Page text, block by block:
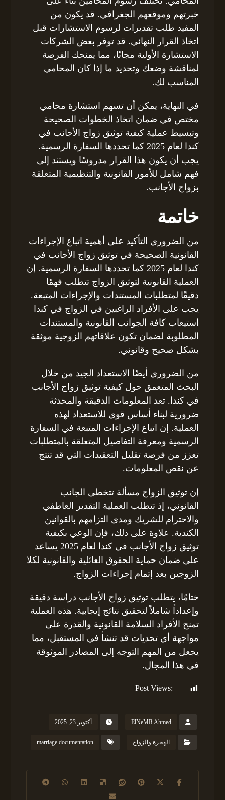
خبرتهم وموقعهم الجغرافي. قد يكون من
المفيد طلب تقديرات لرسوم الاستشارات قبل
اتخاذ القرار النهائي. قد توفر بعض الشركات
الاستشارة الأولية مجانًا، مما يمنحك الفرصة
لمناقشة وضعك وتحديد ما إذا كان المحامي
المناسب لك.
في النهاية، يمكن أن تسهم استشارة محامي
مختص في ضمان اتخاذ الخطوات الصحيحة
وتبسيط عملية كيفية توثيق زواج الأجانب في
كندا لعام 2025 كما تحددها السفارة الرسمية.
يجب أن يكون هذا القرار مدروسًا ويستند إلى
فهم شامل للأمور القانونية والتنظيمية المتعلقة
بزواج الأجانب.
خاتمة
من الضروري التأكيد على أهمية اتباع الإجراءات
القانونية الصحيحة في توثيق زواج الأجانب في
كندا لعام 2025 كما تحددها السفارة الرسمية. إن
العملية القانونية لتوثيق الزواج تتطلب فهمًا
دقيقًا لمتطلبات المستندات والإجراءات المتبعة.
يجب على الأفراد الراغبين في الزواج في كندا
استيعاب كافة الجوانب القانونية والمستندات
المطلوبة لضمان تكون علاقاتهم الزوجية موثقة
بشكل صحيح وقانوني.
من الضروري أيضًا الاستعداد الجيد من خلال
البحث المتعمق حول كيفية توثيق زواج الأجانب
في كندا. تعد المعلومات الدقيقة والمحدثة
ضرورية لبناء أساس قوي للاستعداد لهذه
العملية. إن اتباع الإجراءات المتبعة في السفارة
الرسمية ومعرفة التفاصيل المتعلقة بالمتطلبات
تعزز من فرصة تقليل التعقيدات التي قد تنتج
عن نقص المعلومات.
إن توثيق الزواج مسألة تتخطى الجانب
القانوني، إذ تتطلب العملية التقدير العاطفي
والاحترام للشريك ومدى التزامهم بالقوانين
الكندية. علاوة على ذلك، فإن الوعي بكيفية
توثيق زواج الأجانب في كندا لعام 2025 يساعد
على ضمان حماية الحقوق العائلية والقانونية لكلا
الزوجين بعد إتمام إجراءات الزواج.
ختامًا، يتطلب توثيق زواج الأجانب دراسة دقيقة
وإعداداً شاملاً لتحقيق نتائج إيجابية. هذه العملية
تمنح الأفراد السلامة القانونية والقدرة على
مواجهة أي تحديات قد تنشأ في المستقبل، مما
يجعل من المهم التوجه إلى المصادر الموثوقة
في هذا المجال.
Post Views:
ElNeMR Ahmed أكتوبر 23, 2025
الهجرة والزواج marriage documentation